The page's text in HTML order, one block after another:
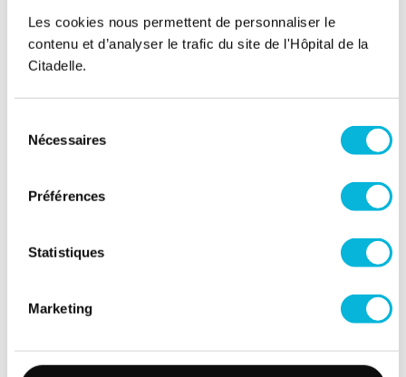
Les cookies nous permettent de personnaliser le
contenu et d’analyser le trafic du site de l'Hôpital de la
Citadelle.
Nécessaires
Préférences
Statistiques
Marketing
Soutenez notre Fondation
Votre don à la Fondation permet de
financer des projets qui améliorent
leurs proches.
Espace Patient
Jobs